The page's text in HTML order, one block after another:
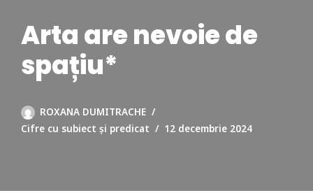
Arta are nevoie de
spațiu*
ROXANA DUMITRACHE
Cifre cu subiect și predicat
12 decembrie 2024